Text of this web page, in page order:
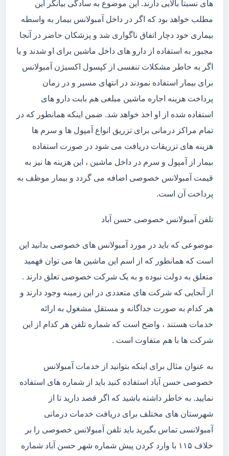
های نسبتاً بالایی دارند. این موضوع به سادگی بیانگر این
مطلب خواهد بود که اگر در داخل آمبولانس بیمار به واسطه
بیماری خود دچار اتفاق ناگواری شد و پزشکان حاضر در آنجا
مجبور به استفاده از دارو های داخل ماشین برای او شدند و یا
اگر به خاطر مشکلات تنفسی از کپسول اکسیژن آمبولانس
برای بیمار استفاده نمودند در انتهای مسیر و در زمان
پرداخت هزینه اجاره ماشین مبلغی هم بابت دارو های
استفاده شده از او اخذ خواهد شد. ضمن اینکه همانطور که در
تمام مراکز درمانی برای تزریق انواع آمپول ها و سرم ها
هزینه های تزریقات دریافت می شود در صورت استفاده
بیمار از آمپول و سرم در داخل ماشین ، این هزینه ها نیز به
قیمت آمبولانس خصوصی اضافه می گردد و بیمار موظف به
پرداخت آن است.
تلفن آمبولانس خصوصی حسن آباد
موضوعی که باید در مورد آمبولانس های خصوصی بدانید این
است که همانطور که از اسم این ماشین ها می توان فهمید
متعلق به دولت نبوده و به یک شرکت خصوصی تعلق دارند .
از آنجایی که شرکت های متعددی در این زمینه وجود دارند و
هر کدام به صورت جداگانه و مستقل مشغول به ارائه
خدمات هستند ، واضح است که شماره تلفن هر کدام از این
شرکت ها با هم متفاوت است .
به عنوان مثال برای اینکه بتوانید از خدمات آمبولانس
خصوصی حسن آباد استفاده کنید باید از شماره های استفاده
نمایید. به خاطر داشته باشید که اگر قصد دارید تا از
شهرستان های مختلف برای دریافت خدمات درمانی
آمبولانسی تماس بگیرید باید تلفن آمبولانس خصوصی را بر
خلاف ۱۱۵ با وارد کردن پیش شماره شهر حسن آباد شماره